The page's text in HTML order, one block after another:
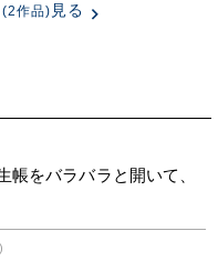
(2作品) 見る
帳をバラバラと開いて、